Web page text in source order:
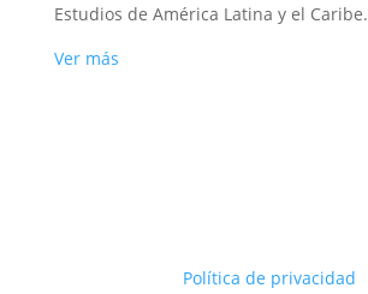
Estudios de América Latina y el Caribe.
Ver más
Política de privacidad